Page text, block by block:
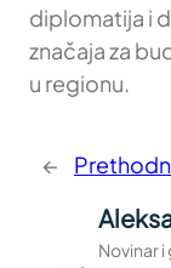
diplomatija i
značaja za
u regionu.
←
Novinar i